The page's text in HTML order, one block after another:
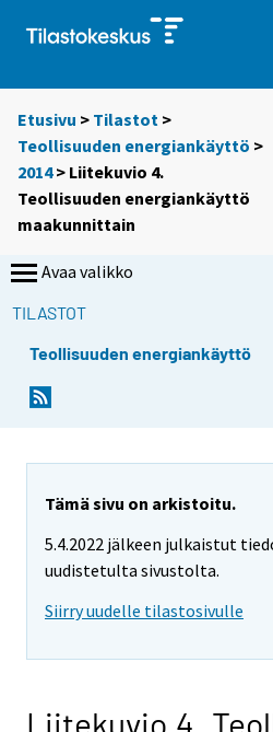
Etusivu > Tilastot >
Teollisuuden energiankäyttö >
2014> Liitekuvio 4.
Teollisuuden energiankäyttö
maakunnittain
Avaa valikko
TILASTOT
Teollisuuden energiankäyttö
Tämä sivu on arkistoitu.
5.4.2022 jälkeen julkaistut
uudistetulta sivustolta.
Siirry uudelle tilastosivulle
Liitekuvio 4.